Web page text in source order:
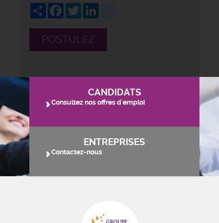
ShareFacebook
Twitter
POSTULEZ
CANDIDATS
Consultez nos offres d'emploi
ENTREPRISES
Contactez-nous